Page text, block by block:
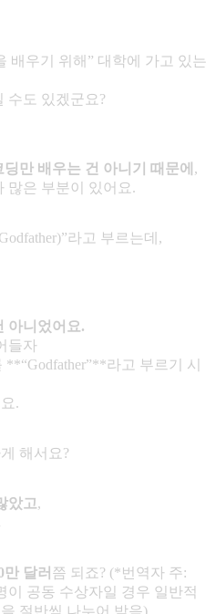
배우기 위해” 대학에 가고 있는
수도 있겠군요?
딩만 배우는 건 아니기 때문에 ,
많은 부분이 있어요.
라고 부르는데,
아니었어요.
들자
라고 부르기 시
.
해서요?
았고,
만 달러 쯤 되죠? (*번역자 주:
이 공동 수상자일 경우 일반적
절반씩 나누어 받음)